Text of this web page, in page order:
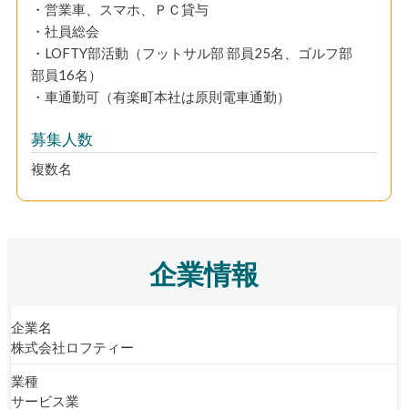
・営業車、スマホ、ＰＣ貸与
・社員総会
・LOFTY部活動（フットサル部 部員25名、ゴルフ部
部員16名）
・車通勤可（有楽町本社は原則電車通勤）
募集人数
複数名
企業情報
企業名
株式会社ロフティー
業種
サービス業